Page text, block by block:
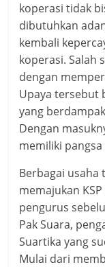
koperasi tidak
dibutuhkan
kembali
koperasi. Salah
dengan
Upaya tersebut
yang
Dengan
memiliki
Berbagai usaha
memajukan
pengurus
Pak Suara,
Suartika yang
Mulai dari